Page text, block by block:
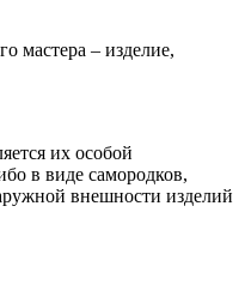
мастера – изделие,
их особой
в виде самородков,
внешности изделий